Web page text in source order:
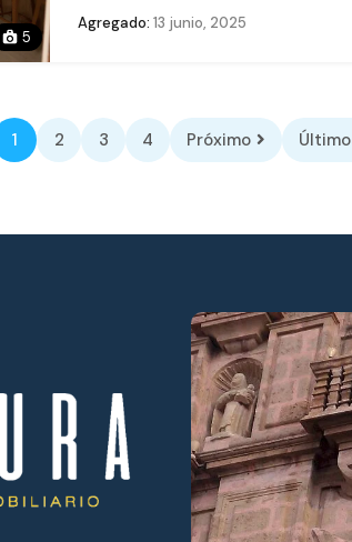
5
Agregado: 13 junio, 2025
1 2 3 4 Próximo Último